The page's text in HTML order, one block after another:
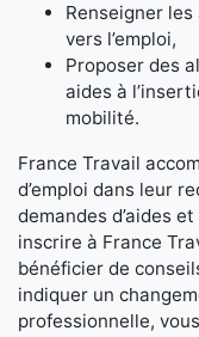
Renseigner
vers l’emploi,
Proposer des
aides à
mobilité.
France Travail
d’emploi dans leur
demandes d’aides
inscrire à France
bénéficier de
indiquer un
professionnelle,